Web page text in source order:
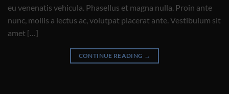
eu venenatis vehicula. Phasellus et magna nulla. Proin ante
nunc, mollis a lectus ac, volutpat placerat ante. Vestibulum sit
amet […]
CONTINUE READING →